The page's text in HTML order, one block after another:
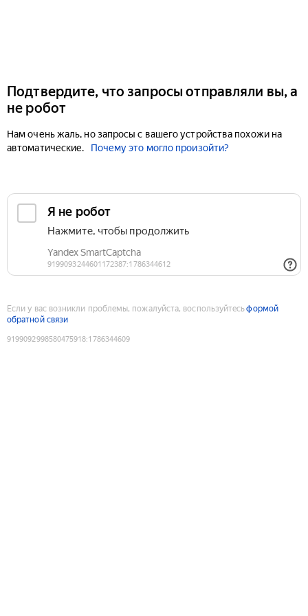
Подтвердите, что запросы отправляли вы, а
не робот
Нам очень жаль, но запросы с вашего устройства похожи на
автоматические.
Почему это могло произойти?
Если у вас возникли проблемы, пожалуйста, воспользуйтесьформой
обратной связи
9199092998580475918:1786344609